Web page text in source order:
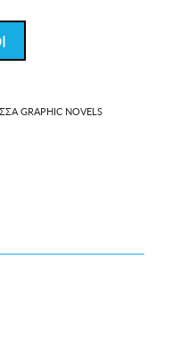
GRAPHIC NOVELS